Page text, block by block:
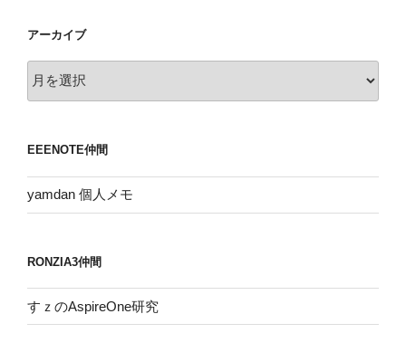
アーカイブ
ー
ブ
EEENOTE仲間
yamdan 個人メモ
RONZIA3仲間
すｚのAspireOne研究